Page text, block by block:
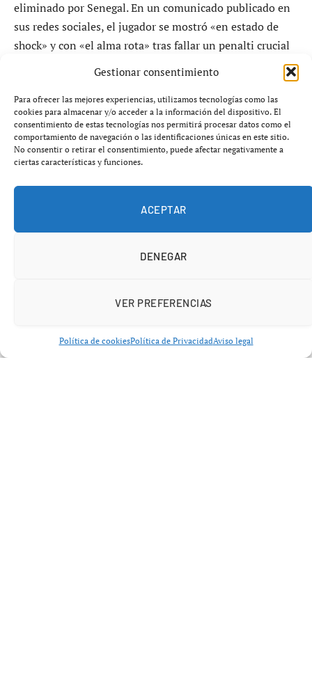
Gestionar consentimiento
Para ofrecer las mejores experiencias, utilizamos tecnologías como las
cookies para almacenar y/o acceder a la información del dispositivo. El
consentimiento de estas tecnologías nos permitirá procesar datos como el
comportamiento de navegación o las identificaciones únicas en este sitio.
No consentir o retirar el consentimiento, puede afectar negativamente a
ciertas características y funciones.
ACEPTAR
DENEGAR
VER PREFERENCIAS
Política de cookiesPolítica de PrivacidadAviso legal
eliminado por Senegal. En un comunicado publicado en
sus redes sociales, el jugador se mostró «en estado de
shock» y con «el alma rota» tras fallar un penalti crucial
que hubiera llevado a su selección a la final.
El incidente en cuestión ocurrió durante el tiempo
suplementario, cuando Brahim provocó un penalti que
fue estéril en su ejecución. «Asumo toda la
responsabilidad y me disculpo de todo corazón» declaró
con cinco goles y un destacado líder del equipo marroquí.
Su fallo ha sido titular en las conversaciones sobre el
partido, que estuvo marcado por la polémica, incluyendo
un gol anulado a Senegal que generó tension en el